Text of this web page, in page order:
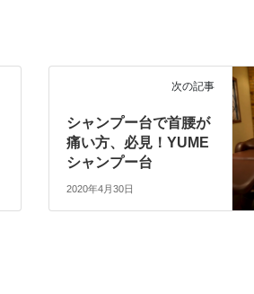
次の記事
シャンプー台で首腰が
痛い方、必見！YUME
シャンプー台
2020年4月30日